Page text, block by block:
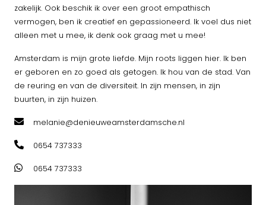
zakelijk. Ook beschik ik over een groot empathisch
vermogen, ben ik creatief en gepassioneerd. Ik voel dus niet
alleen met u mee, ik denk ook graag met u mee!
Amsterdam is mijn grote liefde. Mijn roots liggen hier. Ik ben
er geboren en zo goed als getogen. Ik hou van de stad. Van
de reuring en van de diversiteit. In zijn mensen, in zijn
buurten, in zijn huizen.
melanie@denieuweamsterdamsche.nl
0654 737333
0654 737333